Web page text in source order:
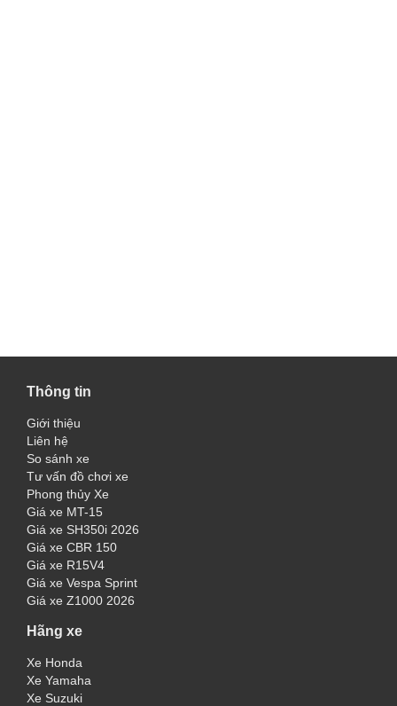
Thông tin
Giới thiệu
Liên hệ
So sánh xe
Tư vấn đồ chơi xe
Phong thủy Xe
Giá xe MT-15
Giá xe SH350i 2026
Giá xe CBR 150
Giá xe R15V4
Giá xe Vespa Sprint
Giá xe Z1000 2026
Hãng xe
Xe Honda
Xe Yamaha
Xe Suzuki